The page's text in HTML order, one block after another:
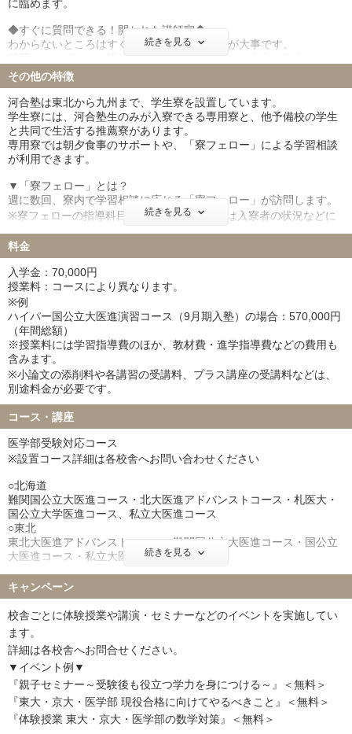
す。
報や入試に向けた心構えなどをご説明します。
に臨めます。
◆すぐに質問できる！開かれた講師室◆
わからないところはすぐに解決しておくことが大事です。
遠慮することはありません。
講師は一人ひとり丁寧に、分かるまで徹底的に対応します。
続きを見る
その他の特徴
河合塾は東北から九州まで、学生寮を設置しています。
学生寮には、河合塾生のみが入寮できる専用寮と、他予備校の学生
と共同で生活する推薦寮があります。
専用寮では朝夕食事のサポートや、「寮フェロー」による学習相談
が利用できます。
▼「寮フェロー」とは？
週に数回、寮内で学習相談に応じる「寮フェロー」が訪問します。
※寮フェローの指導科目や訪問スケジュールは入寮者の状況などに
※設備一例※
・個室…ユニットバス／冷蔵庫／ベッド／机・椅子・ライト／本棚
／冷暖房
・共用…食堂／ラウンジ／自習室／無料コインランドリー／自動販
売機など
※寮費：寮により異なります。詳細は該当校舎にお問い合わせくだ
さい。※
続きを見る
料金
入学金：70,000円
授業料：コースにより異なります。
※例
ハイパー国公立大医進演習コース（9月期入塾）の場合：570,000円
（年間総額）
※授業料には学習指導費のほか、教材費・進学指導費などの費用も
含みます。
※小論文の添削料や各講習の受講料、プラス講座の受講料などは、
別途料金が必要です。
コース・講座
医学部受験対応コース
※設置コース詳細は各校舎へお問い合わせください
○北海道
難関国公立大医進コース・北大医進アドバンストコース・札医大・
国公立大学医進コース、私立大医進コース
○東北
東北大医進アドバンストコース・難関国公立大医進コース・国公立
大医進コース・私立大医進コース）
ハイパー国公立大医進コース・難関国公立大医進アドバンスコー
ス・国公立大医進コース・私立大医進スコース
○東海
SUPER ONEWEX国公立大医進コース・SUPER ONEWEX名大医進
コース・Supreme国公立大医進コース・Supreme名大医進コース
○近畿
エクシード東大理三コース・エクシード京大医進コース・エクシー
ド阪大医進コース・トップナビ国公立大医進コース・トップナビ私
立大医進コース・・国公立大医進コース・ 私立大医進コース・難関
国公立大医進アドバンスコース・国公立大医進コース・私立大医進
スコース
続きを見る
キャンペーン
校舎ごとに体験授業や講演・セミナーなどのイベントを実施してい
ます。
詳細は各校舎へお問合せください。
▼イベント例▼
『親子セミナー～受験後も役立つ学力を身につける～』＜無料＞
『東大・京大・医学部 現役合格に向けてやるべきこと』＜無料＞
『体験授業 東大・京大・医学部の数学対策』＜無料＞